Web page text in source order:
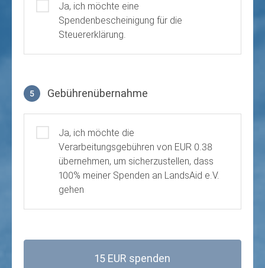
Ja, ich möchte eine
Spendenbescheinigung für die
Steuererklärung.
5 Gebührenübernahme
Ja, ich möchte die
Verarbeitungsgebühren von EUR 0.38
übernehmen, um sicherzustellen, dass
100% meiner Spenden an LandsAid e.V.
gehen
15 EUR spenden